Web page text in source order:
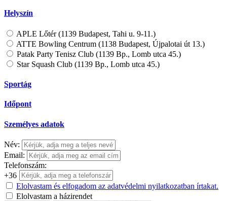
Helyszín
APLE Lőtér (1139 Budapest, Tahi u. 9-11.)
ATTE Bowling Centrum (1138 Budapest, Újpalotai út 13.)
Patak Party Tenisz Club (1139 Bp., Lomb utca 45.)
Star Squash Club (1139 Bp., Lomb utca 45.)
Sportág
Időpont
Személyes adatok
Név:
Email:
Telefonszám:
+36
Elolvastam és elfogadom az adatvédelmi nyilatkozatban írtakat.
Elolvastam a házirendet